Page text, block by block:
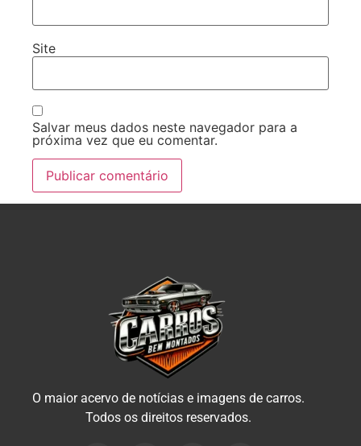
Site
Salvar meus dados neste navegador para a
próxima vez que eu comentar.
O maior acervo de notícias e imagens de carros.
Todos os direitos reservados.